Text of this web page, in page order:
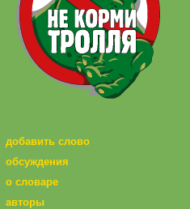
добавить слово
обсуждения
о словаре
авторы